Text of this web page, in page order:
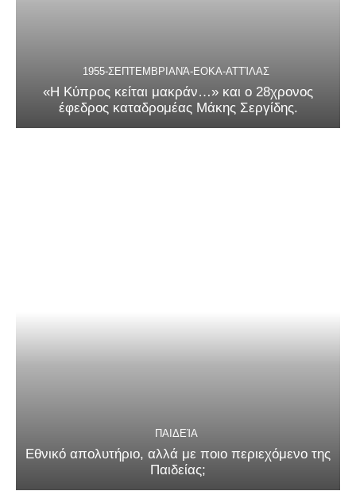
1955-ΣΕΠΤΕΜΒΡΙΑΝΆ-ΕΟΚΑ-ΑΤΤΊΛΑΣ
«Η Κύπρος κείται μακράν…» και ο 28χρονος
έφεδρος καταδρομέας Μάκης Σεργίδης.
ΠΑΙΔΕΊΑ
Εθνικό απολυτήριο, αλλά με ποιο περιεχόμενο της
Παιδείας;